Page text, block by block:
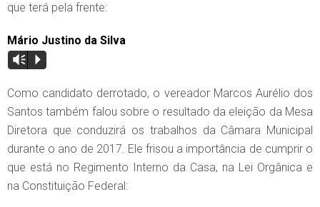
que terá pela frente:
Mário Justino da Silva
Vm P
Como candidato derrotado, o vereador Marcos Aurélio dos
Santos também falou sobre o resultado da eleição da Mesa
Diretora que conduzirá os trabalhos da Câmara Municipal
durante o ano de 2017. Ele frisou a importância de cumprir o
que está no Regimento Interno da Casa, na Lei Orgânica e
na Constituição Federal: